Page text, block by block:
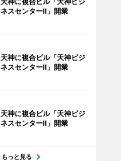
ネスセンターII」開業
天神に複合ビル「天神ビジ
ネスセンターII」開業
天神に複合ビル「天神ビジ
ネスセンターII」開業
もっと見る